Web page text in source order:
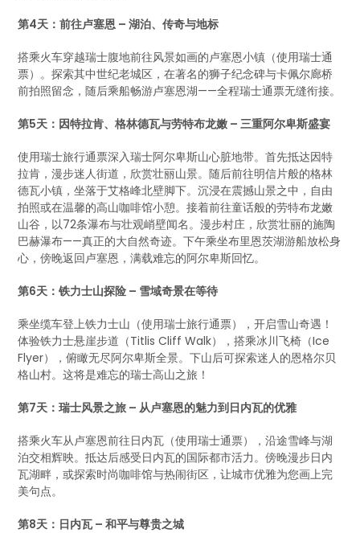
第4天：前往卢塞恩 – 湖泊、传奇与地标
搭乘火车穿越瑞士腹地前往风景如画的卢塞恩小镇（使用瑞士通
票）。探索其中世纪老城区，在著名的狮子纪念碑与卡佩尔廊桥
前拍照留念，随后乘船畅游卢塞恩湖——全程瑞士通票无缝衔接。
第5天：因特拉肯、格林德瓦与劳特布龙嫩 – 三重阿尔卑斯盛宴
使用瑞士旅行通票深入瑞士阿尔卑斯山心脏地带。首先抵达因特
拉肯，漫步迷人街道，欣赏壮丽山景。随后前往明信片般的格林
德瓦小镇，坐落于艾格峰北壁脚下。沉浸在震撼山景之中，自由
拍照或在温馨的高山咖啡馆小憩。接着前往童话般的劳特布龙嫩
山谷，以72条瀑布与壮观峭壁闻名。漫步村庄，欣赏壮丽的施陶
巴赫瀑布——真正的大自然奇迹。下午乘坐布里恩茨湖游船放松身
心，傍晚返回卢塞恩，满载难忘的阿尔卑斯回忆。
第6天：铁力士山探险 – 雪域奇景在等待
乘坐缆车登上铁力士山（使用瑞士旅行通票），开启雪山奇遇！
体验铁力士悬崖步道（Titlis Cliff Walk），搭乘冰川飞椅（Ice
Flyer），俯瞰无尽阿尔卑斯全景。下山后可探索迷人的恩格尔贝
格山村。这将是难忘的瑞士高山之旅！
第7天：瑞士风景之旅 – 从卢塞恩的魅力到日内瓦的优雅
搭乘火车从卢塞恩前往日内瓦（使用瑞士通票），沿途雪峰与湖
泊交相辉映。抵达后感受日内瓦的国际都市活力。傍晚漫步日内
瓦湖畔，或探索时尚咖啡馆与热闹街区，让城市优雅为您画上完
美句点。
第8天：日内瓦 – 和平与尊贵之城